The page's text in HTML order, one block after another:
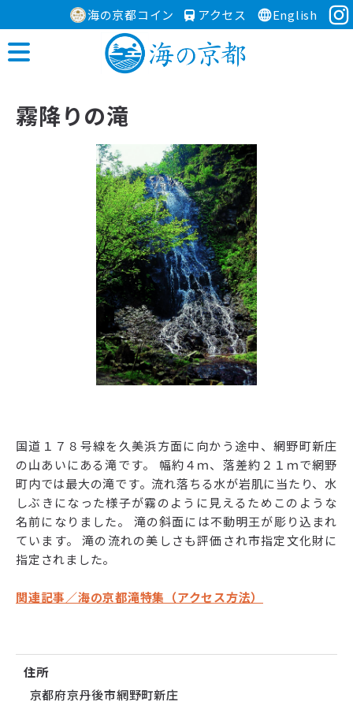
海の京都コイン アクセス English
霧降りの滝
国道１７８号線を久美浜方面に向かう途中、網野町新庄
の山あいにある滝です。 幅約４ｍ、落差約２１ｍで網野
町内では最大の滝です。流れ落ちる水が岩肌に当たり、水
しぶきになった様子が霧のように見えるためこのような
名前になりました。 滝の斜面には不動明王が彫り込まれ
ています。 滝の流れの美しさも評価され市指定文化財に
指定されました。
関連記事／海の京都滝特集（アクセス方法）
住所
京都府京丹後市網野町新庄